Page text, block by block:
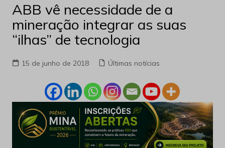
ABB vê necessidade de a
mineração integrar as suas
“ilhas” de tecnologia
15 de junho de 2018 Últimas notícias